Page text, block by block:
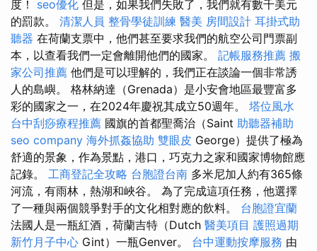
度！ seo優化 但是，如果我們失敗了，我們就有數千美元
的罰款。 清潔人員 整骨學徒訓練 醫美 房間設計 耳掛式助
聽器 在荷蘭支票中，他們甚至要求我們的航空公司門票副
本，以查看我們一定會離開他們的國家。 記帳服務推薦 搬
家公司推薦 他們是可以理解的，我們正在談論一個非常誘
人的島嶼。 格林納達（Grenada）是小安會地區最豐富多
彩的國家之一，在2024年慶祝其成立50週年。 塔位風水
台中刮痧療程推薦 國旗的首都聖喬治（Saint 助聽器補助
seo company 海外抓姦協助 雙眼皮 George）提供了極為
舒適的景象，作為景點，港口，巧克力之家和國家博物館應
記錄。 工商登記全攻略 台胞證台南 多米尼加人約有365條
河流，有雨林，熱湖和峽谷。 為了完成這項任務，他選擇
了一種與兩個競爭對手的文化相對應的飲料。 台胞證宜蘭
法國人是一瓶紅酒，荷蘭吉特（Dutch 醫美項目 護照過期
新竹月子中心 Gint）一瓶Genver。 台中運動按摩服務 由